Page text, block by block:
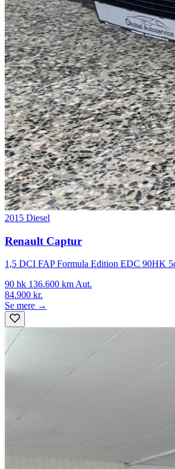
2015 Diesel
Renault Captur
1,5 DCI FAP Formula Edition EDC 90HK
90 hk 136.600 km Aut.
84.900 kr.
Se mere →